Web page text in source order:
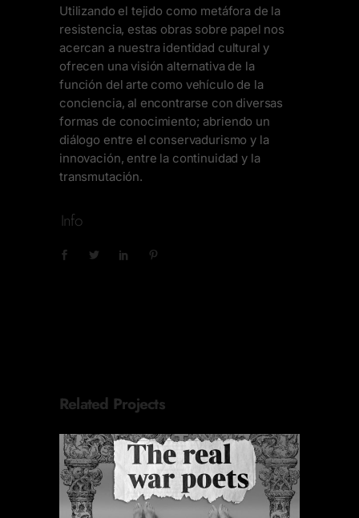
Utilizando el tejido como metáfora de la
resistencia, estas obras sobre papel nos
acercan a nuestra identidad cultural y
ofrecen una visión alternativa de la
función del arte como vehículo de la
conciencia, al encontrarse con diversas
formas de conocimiento; abriendo un
diálogo entre el conservadurismo y la
innovación, entre la continuidad y la
transmutación.
Info
Related Projects